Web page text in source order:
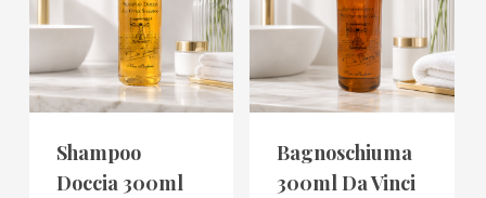
opzioni
possono
essere
nella
pagina
opzioni
possono
essere
nella
pagina
Shampoo
Doccia 300ml
Bagnoschiuma
300ml Da Vinci